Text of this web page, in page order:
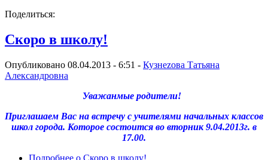
Поделиться:
Скоро в школу!
Опубликовано 08.04.2013 - 6:51 - Кузнеzова Татьяна
Александровна
Уважанмые родители!
Приглашаем Вас на встречу с учителями начальных классов
школ города. Которое состоится во вторник 9.04.2013г. в
17.00.